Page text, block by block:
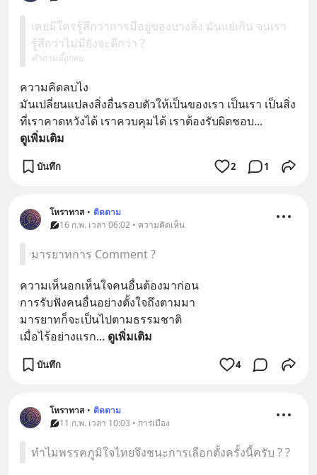
เคยมีใครรู้สึกว่าการมีอยู่ของบางสิ่ง มันแย่เกิน จนเรา
รู้สึกว่าไม่มียังจะดีกว่า ?
คำถามนี้ถูกลบ
ความคิดลบไง
มันเปลี่ยนแปลงสิ่งอื่นรอบตัวให้เป็นของเรา เป็นเรา เป็นสิ่ง
ที่เราคาดหวังได้ เราควบคุมได้ เราต้องรับผิดชอบ...
ดูเพิ่มเติม
บันทึก 2 1
โหราทาส • ติดตาม
16 ก.พ. เวลา 06:02 • ความคิดเห็น
มารยาทการ Comment ?
ความเห็นอกเห็นใจคนอื่นต้องมาก่อน
การรับฟังคนอื่นอย่างตั้งใจถึงตามมา
มารยาทก็จะเป็นไปตามธรรมชาติ
เมื่อไร้อย่างแรก... ดูเพิ่มเติม
บันทึก 4
โหราทาส • ติดตาม
11 ก.พ. เวลา 10:03 • การเมือง
ทำไมพรรคภูมิใจไทยจึงชนะการเลือกตั้งครั้งนี้ครับ ? ?